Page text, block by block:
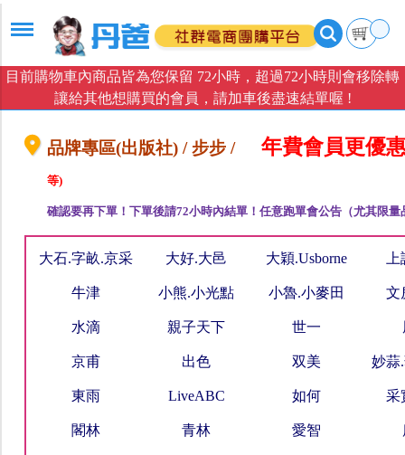
目前購物車內商品皆為您保留 72小時，超過72小時則會移除轉
讓給其他想購買的會員，請加車後盡速結單喔 !
品牌專區(出版社) / 步步 / 年費會員更優
等)
確認要再下單！下單後請72小時內結單！任意跑單會公告（尤其限
大石.字畝.京采 大好.大邑 大穎.Usborne
牛津 小熊.小光點 小魯.小麥田 文
水滴 親子天下 世一
京甫 出色 双美 妙蒜
東雨 LiveABC 如何 采
閣林 青林 愛智